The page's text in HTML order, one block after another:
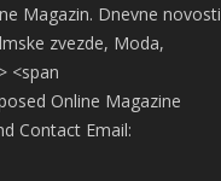
Magazin. Dnevne novosti
zvezde, Moda,
<span
Online Magazine
Contact Email: